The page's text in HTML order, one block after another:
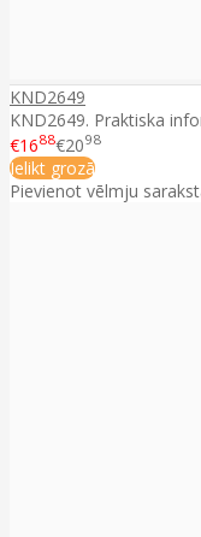
KND2649
KND2649. Praktiska
€1688€2098
Ielikt grozā
Pievienot vēlmju